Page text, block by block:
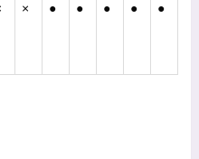
× ● ● ● ● ●